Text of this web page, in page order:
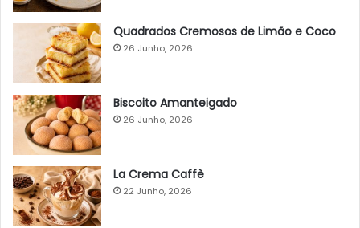
Quadrados Cremosos de Limão e Coco
26 Junho, 2026
Biscoito Amanteigado
26 Junho, 2026
La Crema Caffè
22 Junho, 2026